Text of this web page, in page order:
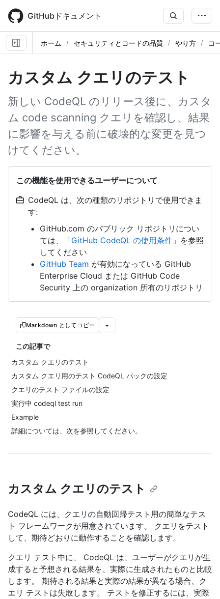
main
content
GitHubドキュメント
ホーム セキュリティとコードの品質 やり方 コ
カスタム クエリのテスト
新しい CodeQL のリリース後に、カスタ
ム code scanning クエリを確認し、結果
に影響を与える前に破壊的な変更を見つ
けてください。
この機能を使用できるユーザーについて
CodeQL は、次の種類のリポジトリで使用できま
す:
GitHub.com のパブリック リポジトリについ
ては、「GitHub CodeQL の使用条件 」を参照
してください
GitHub Team が有効になっている GitHub
Enterprise Cloud または GitHub Code
Security 上の organization 所有のリポジトリ
Markdown としてコピー
この記事で
カスタム クエリのテスト
カスタム クエリ用のテスト CodeQL パックの設定
クエリのテスト ファイルの設定
実行中 codeql test run
Example
詳細については、次を参照してください。
カスタム クエリのテスト
CodeQL には、クエリの自動回帰テスト用の簡単なテス
ト フレームワークが用意されています。 クエリをテスト
して、期待どおりに動作することを確認します。
クエリ テスト中に、 CodeQL は、ユーザーがクエリが生
成すると予想される結果を、実際に生成されたものと比較
します。 期待される結果と実際の結果が異なる場合、ク
エリ テストは失敗します。 テストを修正するには、実際